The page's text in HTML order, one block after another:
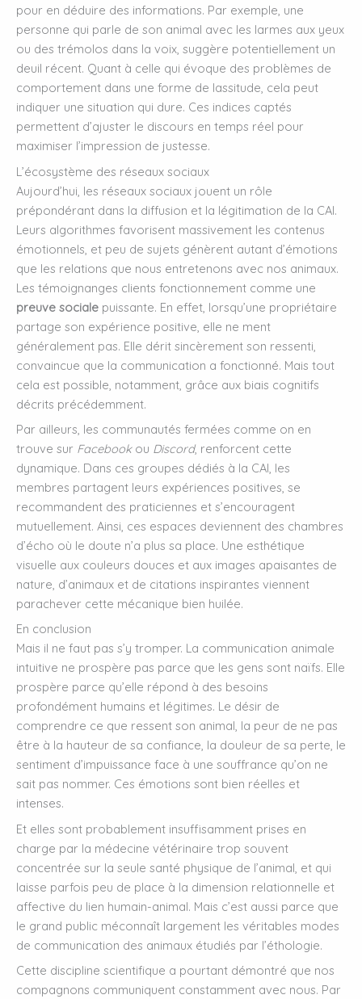
pour en déduire des informations. Par exemple, une
personne qui parle de son animal avec les larmes aux yeux
ou des trémolos dans la voix, suggère potentiellement un
deuil récent. Quant à celle qui évoque des problèmes de
comportement dans une forme de lassitude, cela peut
indiquer une situation qui dure. Ces indices captés
permettent d’ajuster le discours en temps réel pour
maximiser l’impression de justesse.
L’écosystème des réseaux sociaux
Aujourd’hui, les réseaux sociaux jouent un rôle
prépondérant dans la diffusion et la légitimation de la CAI.
Leurs algorithmes favorisent massivement les contenus
émotionnels, et peu de sujets génèrent autant d’émotions
que les relations que nous entretenons avec nos animaux.
Les témoignanges clients fonctionnement comme une
preuve sociale puissante. En effet, lorsqu’une propriétaire
partage son expérience positive, elle ne ment
généralement pas. Elle dérit sincèrement son ressenti,
convaincue que la communication a fonctionné. Mais tout
cela est possible, notamment, grâce aux biais cognitifs
décrits précédemment.
Par ailleurs, les communautés fermées comme on en
trouve sur Facebook ou Discord, renforcent cette
dynamique. Dans ces groupes dédiés à la CAI, les
membres partagent leurs expériences positives, se
recommandent des praticiennes et s’encouragent
mutuellement. Ainsi, ces espaces deviennent des chambres
d’écho où le doute n’a plus sa place. Une esthétique
visuelle aux couleurs douces et aux images apaisantes de
nature, d’animaux et de citations inspirantes viennent
parachever cette mécanique bien huilée.
En conclusion
Mais il ne faut pas s’y tromper. La communication animale
intuitive ne prospère pas parce que les gens sont naïfs. Elle
prospère parce qu’elle répond à des besoins
profondément humains et légitimes. Le désir de
comprendre ce que ressent son animal, la peur de ne pas
être à la hauteur de sa confiance, la douleur de sa perte, le
sentiment d’impuissance face à une souffrance qu’on ne
sait pas nommer. Ces émotions sont bien réelles et
intenses.
Et elles sont probablement insuffisamment prises en
charge par la médecine vétérinaire trop souvent
concentrée sur la seule santé physique de l’animal, et qui
laisse parfois peu de place à la dimension relationnelle et
affective du lien humain-animal. Mais c’est aussi parce que
le grand public méconnaît largement les véritables modes
de communication des animaux étudiés par l’éthologie.
Cette discipline scientifique a pourtant démontré que nos
compagnons communiquent constamment avec nous. Par